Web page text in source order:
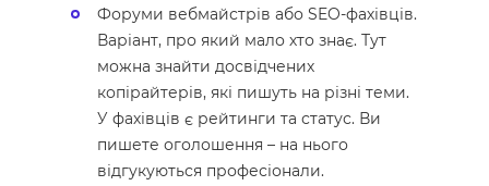
Форуми вебмайстрів або SEO-фахівців.
Варіант, про який мало хто знає. Тут
можна знайти досвідчених
копірайтерів, які пишуть на різні теми.
У фахівців є рейтинги та статус. Ви
пишете оголошення – на нього
відгукуються професіонали.